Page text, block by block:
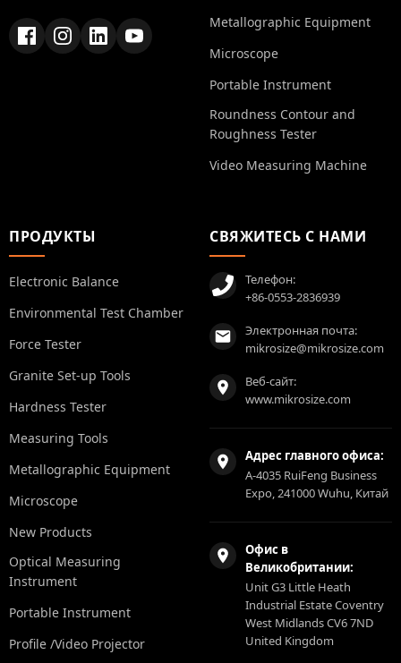
Metallographic Equipment
Microscope
Portable Instrument
Roundness Contour and
Roughness Tester
Video Measuring Machine
ПРОДУКТЫ
Electronic Balance
Environmental Test Chamber
Force Tester
Granite Set-up Tools
Hardness Tester
Measuring Tools
Metallographic Equipment
Microscope
New Products
Optical Measuring
Instrument
Portable Instrument
Profile /Video Projector
СВЯЖИТЕСЬ С НАМИ
Телефон:
+86-0553-2836939
Электронная почта:
mikrosize@mikrosize.com
Веб-сайт:
www.mikrosize.com
Адрес главного офиса:
A-4035 RuiFeng Business
Expo, 241000 Wuhu, Китай
Офис в
Великобритании:
Unit G3 Little Heath
Industrial Estate Coventry
West Midlands CV6 7ND
United Kingdom